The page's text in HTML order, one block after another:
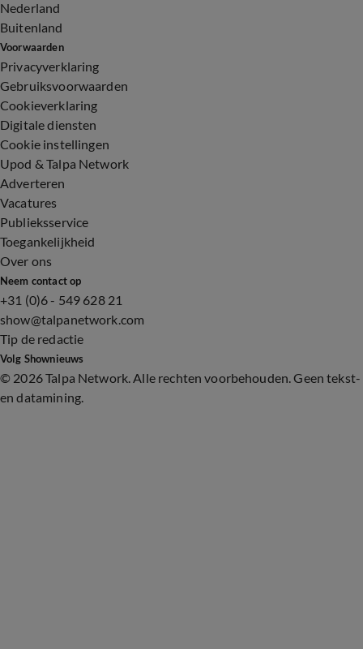
Nederland
Buitenland
Voorwaarden
Privacyverklaring
Gebruiksvoorwaarden
Cookieverklaring
Digitale diensten
Cookie instellingen
Upod & Talpa Network
Adverteren
Vacatures
Publieksservice
Toegankelijkheid
Over ons
Neem contact op
+31 (0)6 - 549 628 21
show@talpanetwork.com
Tip de redactie
Volg Shownieuws
© 2026 Talpa Network. Alle rechten voorbehouden. Geen tekst-
en datamining.